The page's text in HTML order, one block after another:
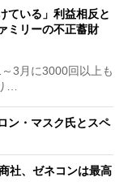
ている」利益相反と
ミリーの不正蓄財
3月に3000回以上も
…
ン・マスク氏とスペ
社、ゼネコンは最高